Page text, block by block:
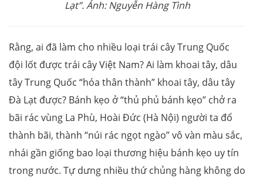
Lạt”. Ảnh: Nguyễn Hàng Tình
Rằng, ai đã làm cho nhiều loại trái cây Trung Quốc
đội lốt được trái cây Việt Nam? Ai làm khoai tây, dâu
tây Trung Quốc “hóa thân thành” khoai tây, dâu tây
Đà Lạt được? Bánh kẹo ở “thủ phủ bánh kẹo” chở ra
bãi rác vùng La Phù, Hoài Đức (Hà Nội) người ta đổ
thành bãi, thành “núi rác ngọt ngào” vô vàn màu sắc,
nhái gần giống bao loại thương hiệu bánh kẹo uy tín
trong nước. Tự dưng nhiều thứ chủng hàng không do